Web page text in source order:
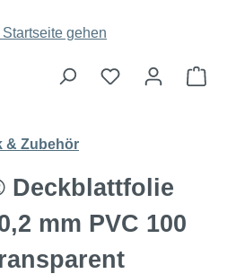
& Zubehör
Deckblattfolie
mm PVC 100